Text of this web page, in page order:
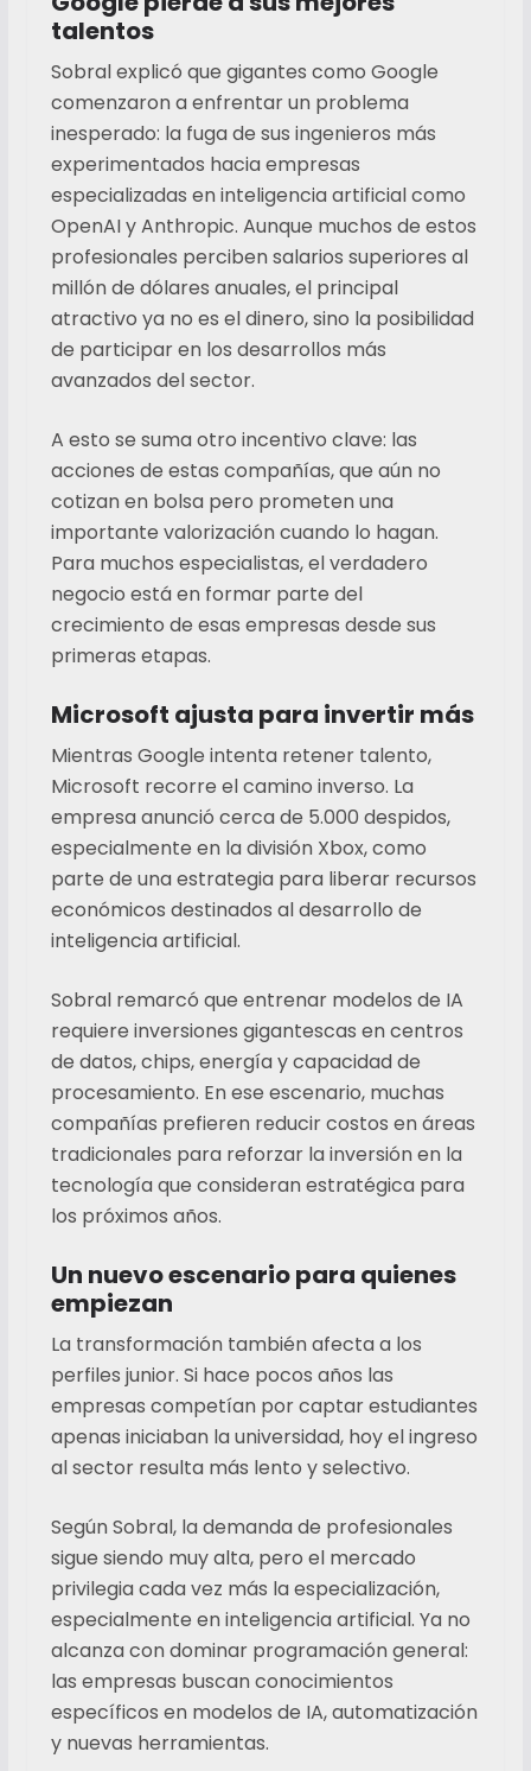
talentos
Sobral explicó que gigantes como Google
comenzaron a enfrentar un problema
inesperado: la fuga de sus ingenieros más
experimentados hacia empresas
especializadas en inteligencia artificial como
OpenAI y Anthropic. Aunque muchos de estos
profesionales perciben salarios superiores al
millón de dólares anuales, el principal
atractivo ya no es el dinero, sino la posibilidad
de participar en los desarrollos más
avanzados del sector.
A esto se suma otro incentivo clave: las
acciones de estas compañías, que aún no
cotizan en bolsa pero prometen una
importante valorización cuando lo hagan.
Para muchos especialistas, el verdadero
negocio está en formar parte del
crecimiento de esas empresas desde sus
primeras etapas.
Microsoft ajusta para invertir más
Mientras Google intenta retener talento,
Microsoft recorre el camino inverso. La
empresa anunció cerca de 5.000 despidos,
especialmente en la división Xbox, como
parte de una estrategia para liberar recursos
económicos destinados al desarrollo de
inteligencia artificial.
Sobral remarcó que entrenar modelos de IA
requiere inversiones gigantescas en centros
de datos, chips, energía y capacidad de
procesamiento. En ese escenario, muchas
compañías prefieren reducir costos en áreas
tradicionales para reforzar la inversión en la
tecnología que consideran estratégica para
los próximos años.
Un nuevo escenario para quienes
empiezan
La transformación también afecta a los
perfiles junior. Si hace pocos años las
empresas competían por captar estudiantes
apenas iniciaban la universidad, hoy el ingreso
al sector resulta más lento y selectivo.
Según Sobral, la demanda de profesionales
sigue siendo muy alta, pero el mercado
privilegia cada vez más la especialización,
especialmente en inteligencia artificial. Ya no
alcanza con dominar programación general:
las empresas buscan conocimientos
específicos en modelos de IA, automatización
y nuevas herramientas.